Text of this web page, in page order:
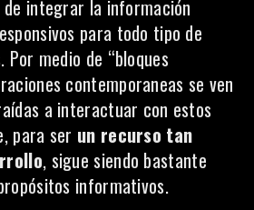
integrar la información
para todo tipo de
medio de “bloques
contemporaneas se ven
a interactuar con estos
para ser un recurso tan
, sigue siendo bastante
informativos.